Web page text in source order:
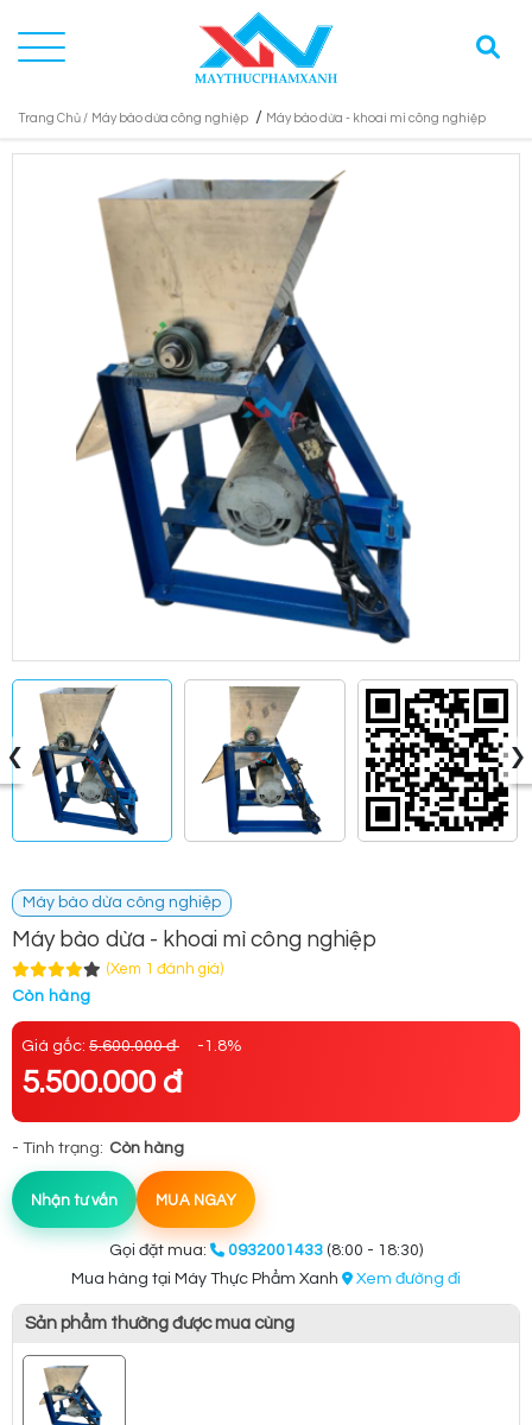
Trang Chủ / Máy bào dừa công nghiệp / Máy bào dừa - khoai mì công nghiệp
‹ ›
Máy bào dừa công nghiệp
Máy bào dừa - khoai mì công nghiệp
(Xem 1 đánh giá)
Còn hàng
Giá gốc: 5.600.000 đ -1.8%
5.500.000 đ
- Tình trạng: Còn hàng
Nhận tư vấn MUA NGAY
Gọi đặt mua: 0932001433 (8:00 - 18:30)
Mua hàng tại Máy Thực Phẩm Xanh
Xem đường đi
Sản phẩm thường được mua cùng